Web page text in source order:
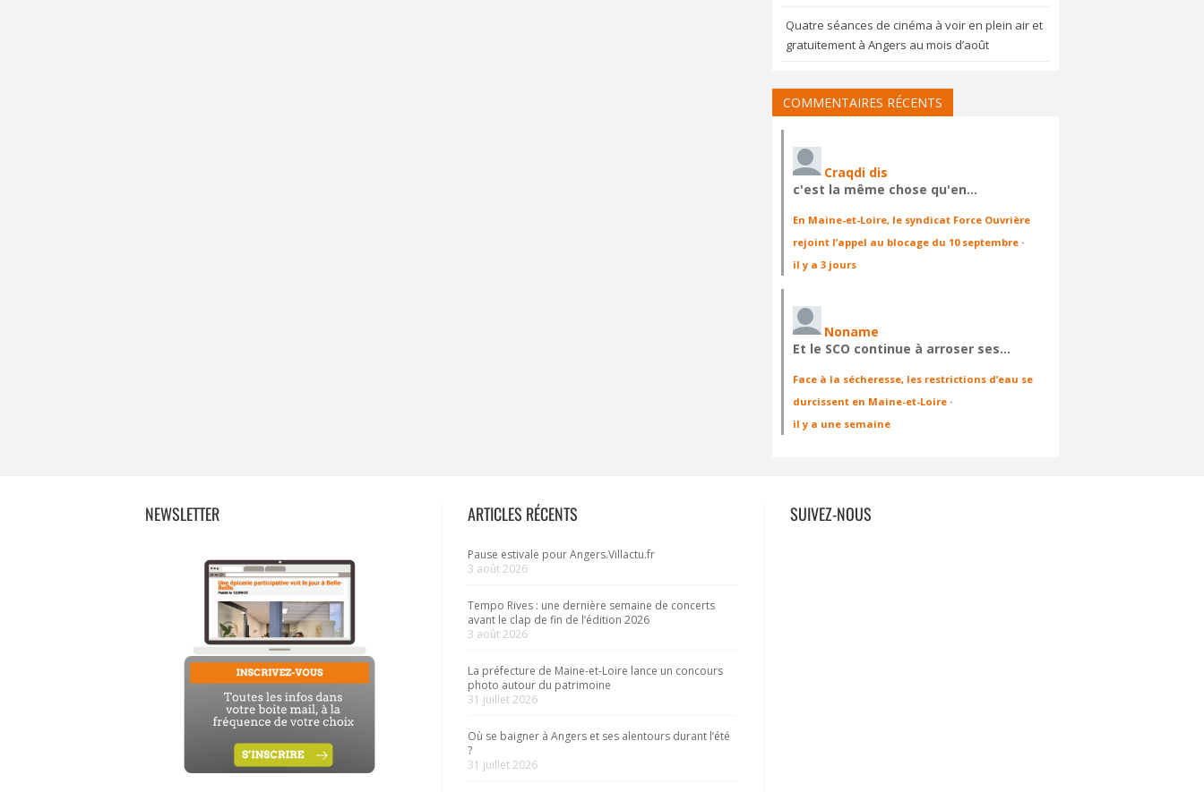
Quatre séances de cinéma à voir en plein air et
gratuitement à Angers au mois d’août
COMMENTAIRES RÉCENTS
Craqdi dis
c'est la même chose qu'en…
En Maine-et-Loire, le syndicat Force Ouvrière
rejoint l’appel au blocage du 10 septembre ·
il y a 3 jours
Noname
Et le SCO continue à arroser ses…
Face à la sécheresse, les restrictions d’eau se
durcissent en Maine-et-Loire ·
il y a une semaine
NEWSLETTER ARTICLES RÉCENTS
Pause estivale pour Angers.Villactu.fr
3 août 2026
Tempo Rives : une dernière semaine de concerts
avant le clap de fin de l’édition 2026
3 août 2026
La préfecture de Maine-et-Loire lance un concours
photo autour du patrimoine
31 juillet 2026
Où se baigner à Angers et ses alentours durant l’été
?
31 juillet 2026
SUIVEZ-NOUS